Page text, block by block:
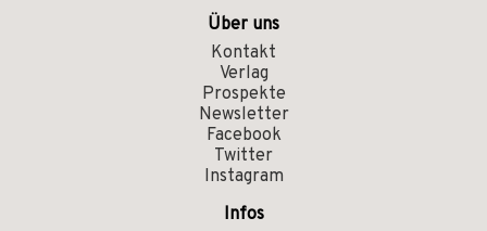
Über uns
Kontakt
Verlag
Prospekte
Newsletter
Facebook
Twitter
Instagram
Infos